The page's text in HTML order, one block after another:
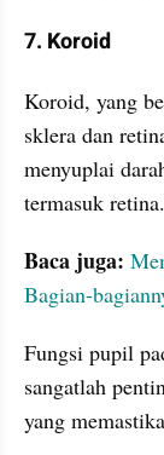
7. Koroid
Koroid, yang
sklera dan
menyuplai
termasuk retina.
Baca juga:
Bagian-
Fungsi pupil
sangatlah
yang